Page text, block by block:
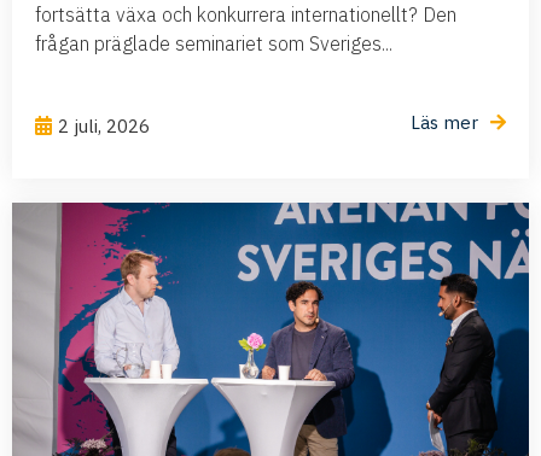
fortsätta växa och konkurrera internationellt? Den
frågan präglade seminariet som Sveriges...
2 juli, 2026 Läs mer